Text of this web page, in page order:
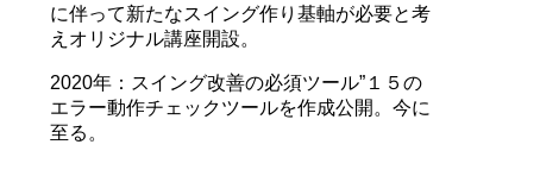
に伴って新たなスイング作り基軸が必要と考
えオリジナル講座開設。
2020年：スイング改善の必須ツール”１５の
エラー動作チェックツールを作成公開。今に
至る。